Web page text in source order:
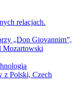
relacjach.
„Don Giovannim”,
Mozartowski
z Polski, Czech